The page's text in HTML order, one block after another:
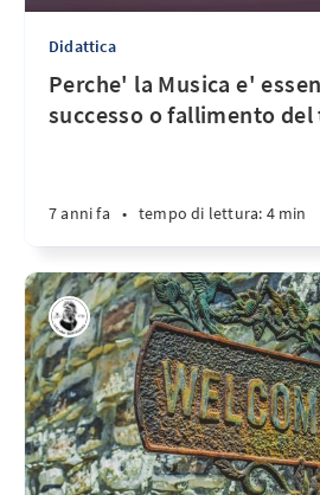
Didattica
Perche' la Musica e'
successo o fallimento del
7 anni fa • tempo di lettura: 4 min